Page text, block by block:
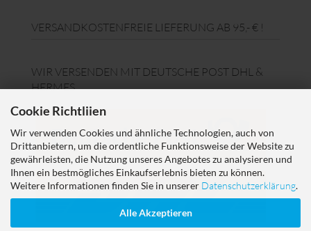
Cookie Richtliien
Wir verwenden Cookies und ähnliche Technologien, auch von
Drittanbietern, um die ordentliche Funktionsweise der Website zu
gewährleisten, die Nutzung unseres Angebotes zu analysieren und
Ihnen ein bestmögliches Einkaufserlebnis bieten zu können.
Weitere Informationen finden Sie in unserer Datenschutzerklärung.
Alle Akzeptieren
VERSANDKOSTENFREIE LIEFERUNG AB 95,- € !
WIR VERSENDEN MIT DEUTSCHE POST DHL &
HERMES